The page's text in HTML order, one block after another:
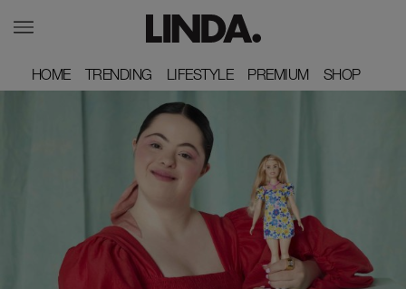
HOME
HOME TRENDING
TRENDING LIFESTYLE
LIFESTYLE PREMIUM
PREMIUM SHOP
SHOP